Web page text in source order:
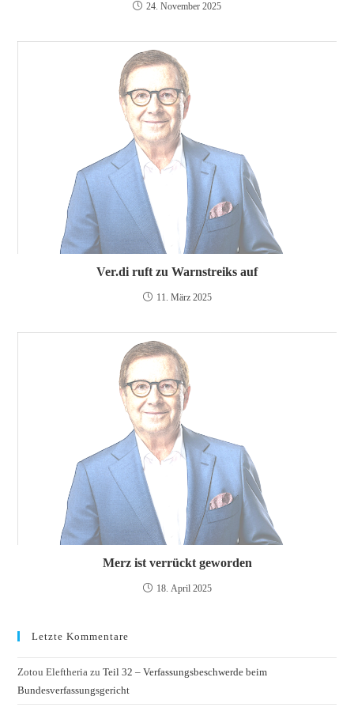
24. November 2025
Ver.di ruft zu Warnstreiks auf
11. März 2025
Merz ist verrückt geworden
18. April 2025
Letzte Kommentare
Zotou Eleftheria zuTeil 32 – Verfassungsbeschwerde beim
Bundesverfassungsgericht